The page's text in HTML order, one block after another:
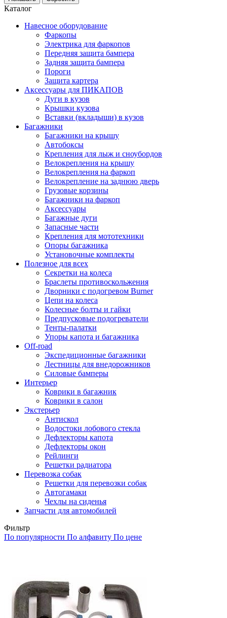
Каталог
Навесное оборудование
Фаркопы
Электрика для фаркопов
Передняя защита бампера
Задняя защита бампера
Пороги
Защита картера
Аксессуары для ПИКАПОВ
Дуги в кузов
Крышки кузова
Вставки (вкладыши) в кузов
Багажники
Багажники на крышу
Автобоксы
Крепления для лыж и сноубордов
Велокрепления на крышу
Велокрепления на фаркоп
Велокрепление на заднюю дверь
Грузовые корзины
Багажники на фаркоп
Аксессуары
Багажные дуги
Запасные части
Крепления для мототехники
Опоры багажника
Установочные комплекты
Полезное для всех
Секретки на колеса
Браслеты противоскольжения
Дворники с подогревом Burner
Цепи на колеса
Колесные болты и гайки
Предпусковые подогреватели
Тенты-палатки
Упоры капота и багажника
Off-road
Экспедиционные багажники
Лестницы для внедорожников
Силовые бамперы
Интерьер
Коврики в багажник
Коврики в салон
Экстерьер
Антискол
Водостоки лобового стекла
Дефлекторы капота
Дефлекторы окон
Рейлинги
Решетки радиатора
Перевозка собак
Решетки для перевозки собак
Автогамаки
Чехлы на сиденья
Запчасти для автомобилей
Фильтр
По популярности По алфавиту По цене